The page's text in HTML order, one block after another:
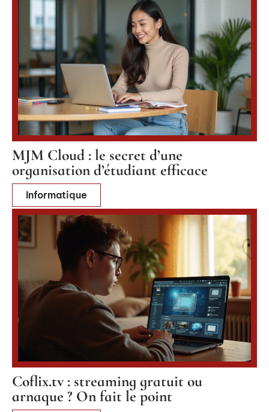
MJM Cloud : le secret d’une
organisation d’étudiant efficace
Informatique
Coflix.tv : streaming gratuit ou
arnaque ? On fait le point